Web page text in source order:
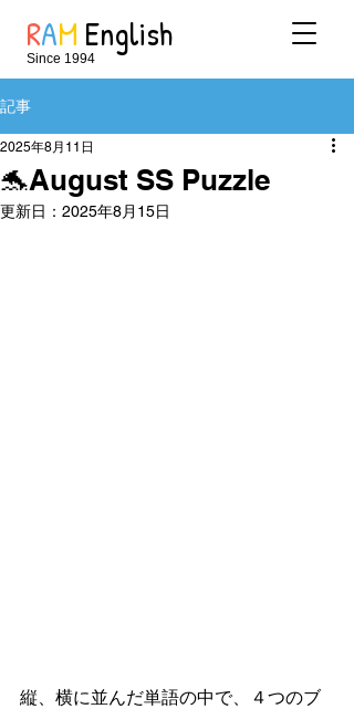
RAM English
Since 1994
記事
🐬August SS Puzzle
2025年8月11日
更新日： 2025年8月15日
縦、横に並んだ単語の中で、４つのブ